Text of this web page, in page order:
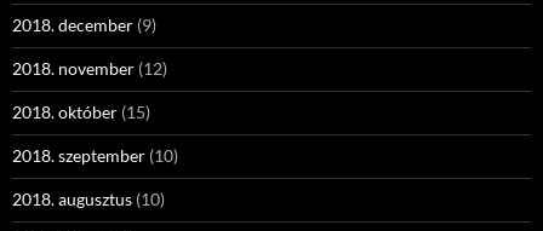
2018. december (9)
2018. november (12)
2018. október (15)
2018. szeptember (10)
2018. augusztus (10)